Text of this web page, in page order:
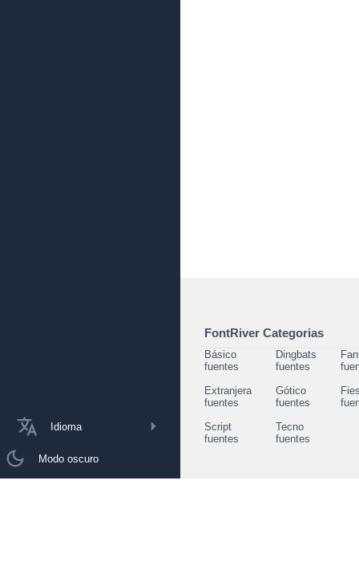
Idioma
Modo oscuro
FontRiver Categorias
Básico
fuentes
Dingbats
fuentes
Extranjera
fuentes
Gótico
fuentes
Script
fuentes
Tecno
fuentes